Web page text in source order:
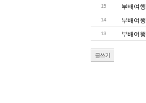
15 부배여
14 부배여
13 부배여
글쓰기